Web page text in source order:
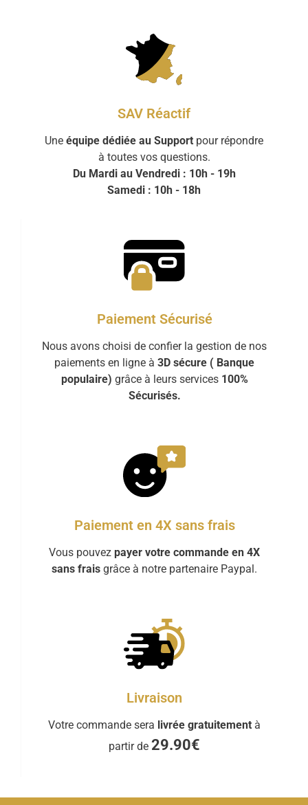
SAV Réactif
Une équipe dédiée au Support pour répondre
à toutes vos questions.
Du Mardi au Vendredi : 10h - 19h
Samedi : 10h - 18h
Paiement Sécurisé
Nous avons choisi de confier la gestion de nos
paiements en ligne à 3D sécure ( Banque
populaire) grâce à leurs services 100%
Sécurisés.
Paiement en 4X sans frais
Vous pouvez payer votre commande en 4X
sans frais grâce à notre partenaire Paypal.
Livraison
Votre commande sera livrée gratuitement à
partir de 29.90€